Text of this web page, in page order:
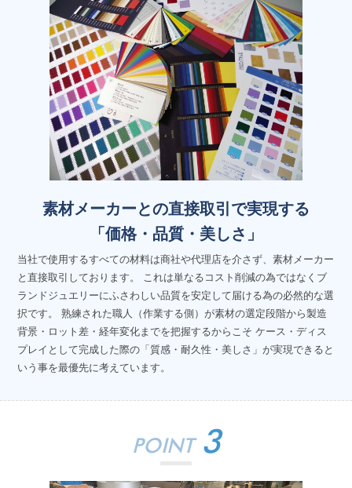
素材メーカーとの直接取引で実現する
「価格・品質・美しさ」
当社で使用するすべての材料は商社や代理店を介さず、素材メーカー
と直接取引しております。 これは単なるコスト削減の為ではなくブ
ランドジュエリーにふさわしい品質を安定して届ける為の必然的な選
択です。 熟練された職人（作業する側）が素材の選定段階から製造
背景・ロット差・経年変化までを把握するからこそ ケース・ディス
プレイとして完成した際の「質感・耐久性・美しさ」が実現できると
いう事を最優先に考えています。
POINT 3